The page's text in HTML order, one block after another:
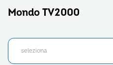
Mondo TV2000